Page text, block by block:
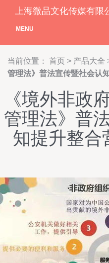
上海微品文化传媒有限
MENU
当前位置： 首页 > 产品大全
管理法》普法宣传暨社会认
《境外非政
管理法》普
知提升整合